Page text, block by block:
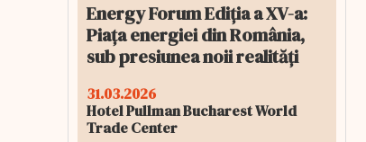
Energy Forum Ediția a XV-a:
Piața energiei din România,
sub presiunea noii realități
31.03.2026
Hotel Pullman Bucharest World
Trade Center